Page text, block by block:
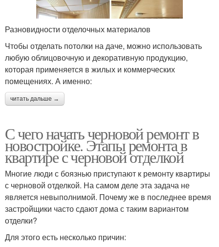
Разновидности отделочных материалов
Чтобы отделать потолки на даче, можно использовать
любую облицовочную и декоративную продукцию,
которая применяется в жилых и коммерческих
помещениях. А именно:
читать дальше →
С чего начать черновой ремонт в
новостройке. Этапы ремонта в
квартире с черновой отделкой
Многие люди с боязнью приступают к ремонту квартиры
с черновой отделкой. На самом деле эта задача не
является невыполнимой. Почему же в последнее время
застройщики часто сдают дома с таким вариантом
отделки?
Для этого есть несколько причин: